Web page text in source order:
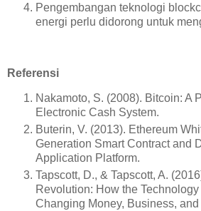
Pengembangan teknologi
energi perlu didorong untuk
Referensi
Nakamoto, S. (2008). Bitcoin: A
Electronic Cash System.
Buterin, V. (2013). Ethereum
Generation Smart Contract and
Application Platform.
Tapscott, D., & Tapscott, A.
Revolution: How the
Changing Money, Business,